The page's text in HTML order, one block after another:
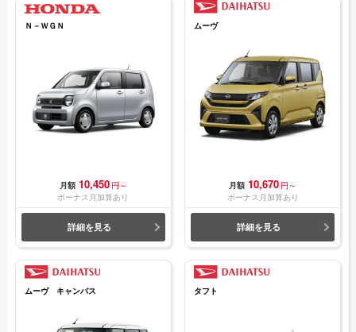
Ｎ－ＷＧＮ
月額 10,450 円～
ボーナス月加算あり
詳細を見る
ムーヴ
月額 10,670 円～
ボーナス月加算あり
詳細を見る
ムーヴ キャンバス タフト